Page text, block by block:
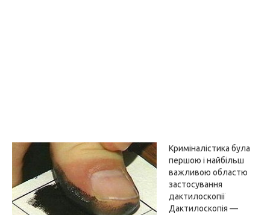
Криміналістика була
першою і найбільш
важливою областю
застосування
дактилоскопії
Дактилоскопія —